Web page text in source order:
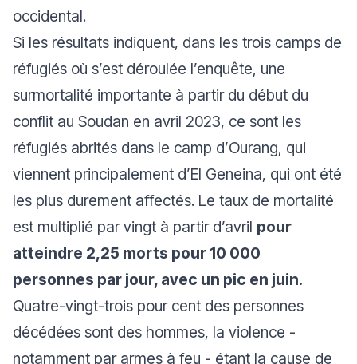
occidental.
Si les résultats indiquent, dans les trois camps de
réfugiés où s’est déroulée l’enquête, une
surmortalité importante à partir du début du
conflit au Soudan en avril 2023, ce sont les
réfugiés abrités dans le camp d’Ourang, qui
viennent principalement d’El Geneina, qui ont été
les plus durement affectés. Le taux de mortalité
est multiplié par vingt à partir d’avril pour
atteindre 2,25 morts pour 10 000
personnes par jour, avec un pic en juin.
Quatre-vingt-trois pour cent des personnes
décédées sont des hommes, la violence -
notamment par armes à feu - étant la cause de